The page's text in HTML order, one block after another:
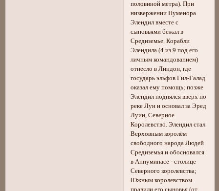
половиной метра). При
низвержении Нуменора
Элендил вместе с
сыновьями бежал в
Средиземье. Корабли
Элендила (4 из 9 под его
личным командованием)
отнесло в Линдон, где
государь эльфов Гил-Галад
оказал ему помощь; позже
Элендил поднялся вверх по
реке Лун и основал за Эред
Луин, Северное
Королевство. Элендил стал
Верховным королём
свободного народа Людей
Средиземья и обосновался
в Аннуминасе - столице
Северного королевства;
Южным королевством
правили его сыновья (от